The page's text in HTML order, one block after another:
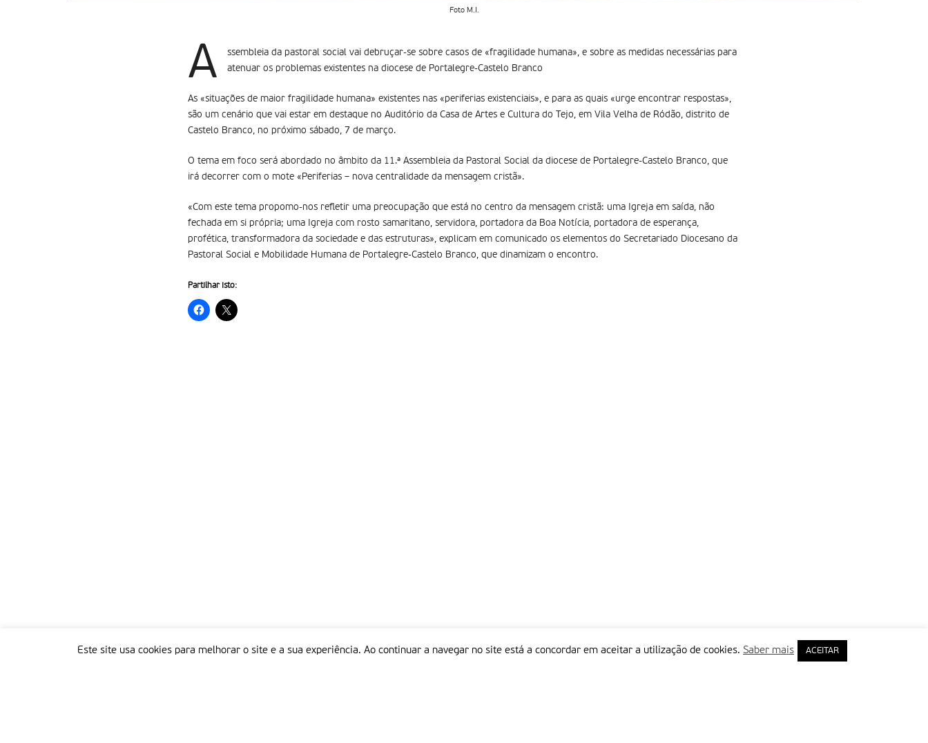
Foto M.I.
A
ssembleia da pastoral social vai debruçar-se sobre casos de «fragilidade humana», e sobre as medidas necessárias para
atenuar os problemas existentes na diocese de Portalegre-Castelo Branco
As «situações de maior fragilidade humana» existentes nas «periferias existenciais», e para as quais «urge encontrar respostas»,
são um cenário que vai estar em destaque no Auditório da Casa de Artes e Cultura do Tejo, em Vila Velha de Ródão, distrito de
Castelo Branco, no próximo sábado, 7 de março.
O tema em foco será abordado no âmbito da 11.ª Assembleia da Pastoral Social da diocese de Portalegre-Castelo Branco, que
irá decorrer com o mote «Periferias – nova centralidade da mensagem cristã».
«Com este tema propomo-nos refletir uma preocupação que está no centro da mensagem cristã: uma Igreja em saída, não
fechada em si própria; uma Igreja com rosto samaritano, servidora, portadora da Boa Notícia, portadora de esperança,
profética, transformadora da sociedade e das estruturas», explicam em comunicado os elementos do Secretariado Diocesano da
Pastoral Social e Mobilidade Humana de Portalegre-Castelo Branco, que dinamizam o encontro.
Partilhar isto:
Este site usa cookies para melhorar o site e a sua experiência. Ao continuar a navegar no site está a concordar em aceitar a utilização de cookies. Saber mais ACEITAR